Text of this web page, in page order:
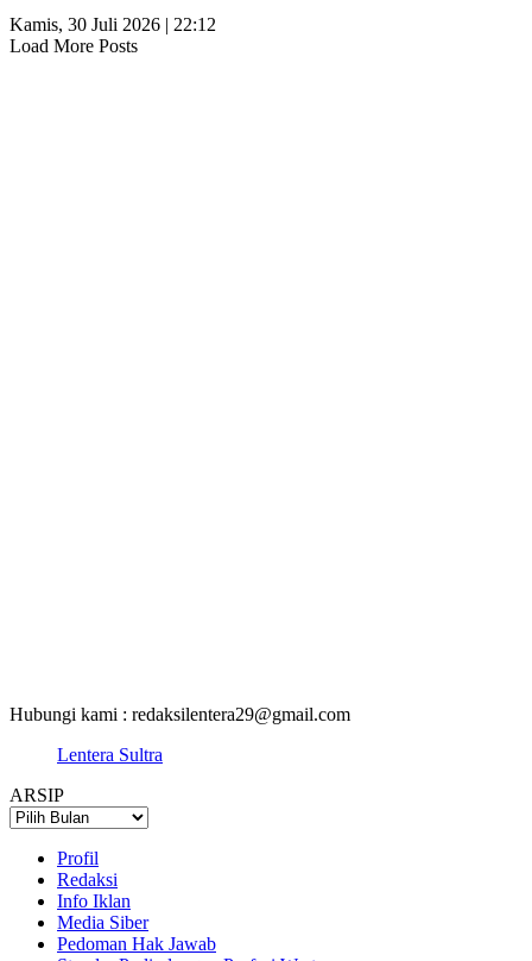
Kamis, 30 Juli 2026 | 22:12
Load More Posts
Hubungi kami : redaksilentera29@gmail.com
Lentera Sultra
ARSIP
ARSIP
Profil
Redaksi
Info Iklan
Media Siber
Pedoman Hak Jawab